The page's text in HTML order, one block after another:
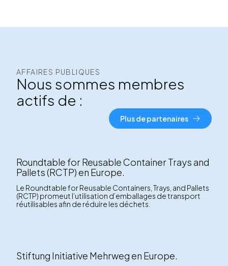
AFFAIRES PUBLIQUES
Nous sommes membres
actifs de :
Plus de partenaires
Roundtable for Reusable Container Trays and
Pallets (RCTP) en Europe.
Le Roundtable for Reusable Containers, Trays, and Pallets
(RCTP) promeut l’utilisation d’emballages de transport
réutilisables afin de réduire les déchets.
Stiftung Initiative Mehrweg en Europe.